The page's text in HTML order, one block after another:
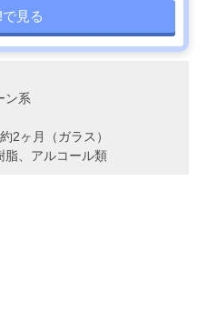
見る
ン系
2ヶ月（ガラス）
脂、アルコール類